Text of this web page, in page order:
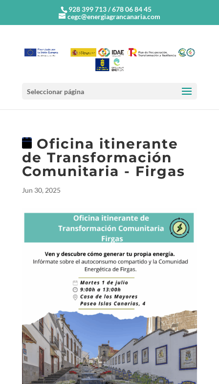
928 399 713 / 678 06 84 45
cegc@energiagrancanaria.com
Seleccionar página
Oficina itinerante
de Transformación
Comunitaria - Firgas
Jun 30, 2025